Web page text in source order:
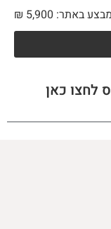
מבצע באתר:
₪ 5,900
לחצו כאן